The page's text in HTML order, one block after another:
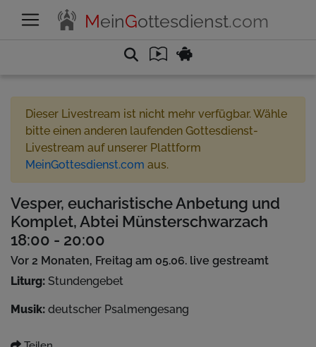
MeinGottesdienst.com
Dieser Livestream ist nicht mehr verfügbar. Wähle
bitte einen anderen laufenden Gottesdienst-
Livestream auf unserer Plattform
MeinGottesdienst.com aus.
Vesper, eucharistische Anbetung und
Komplet, Abtei Münsterschwarzach
18:00 - 20:00
Vor 2 Monaten, Freitag am 05.06. live gestreamt
Liturg: Stundengebet
Musik: deutscher Psalmengesang